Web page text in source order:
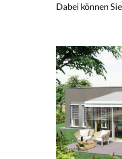
Dabei können